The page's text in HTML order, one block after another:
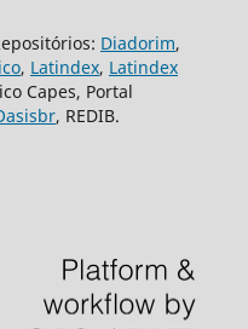
Diadorim,
, Latindex, Latindex
Capes, Portal
, REDIB.